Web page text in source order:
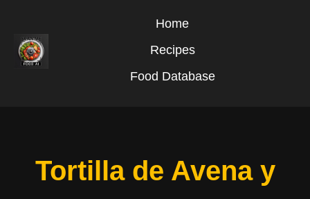
Home
Recipes
Food Database
Tortilla de Avena y